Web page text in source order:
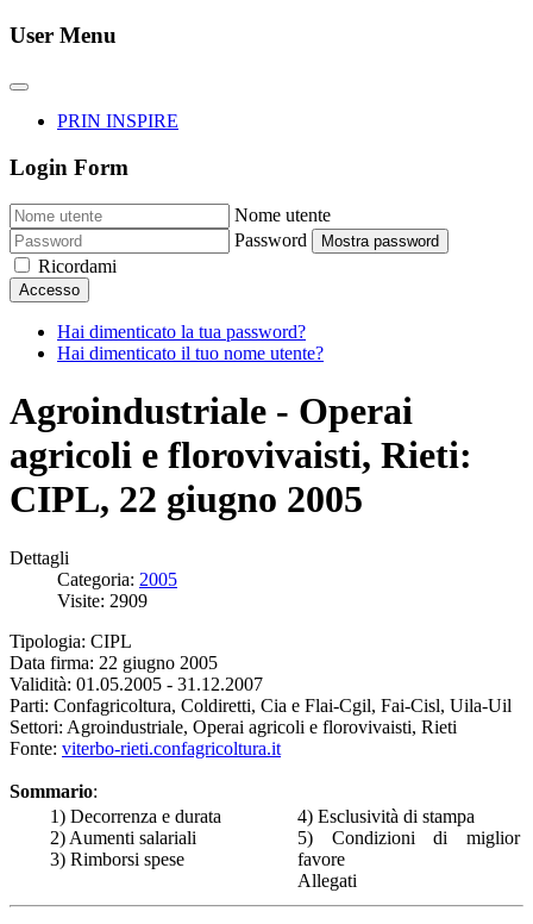
User Menu
PRIN INSPIRE
Login Form
Nome utente
Password
Mostra password
Ricordami
Accesso
Hai dimenticato la tua password?
Hai dimenticato il tuo nome utente?
Agroindustriale - Operai
agricoli e florovivaisti, Rieti:
CIPL, 22 giugno 2005
Dettagli
Categoria: 2005
Visite: 2909
Tipologia: CIPL
Data firma: 22 giugno 2005
Validità: 01.05.2005 - 31.12.2007
Parti: Confagricoltura, Coldiretti, Cia e Flai-Cgil, Fai-Cisl, Uila-Uil
Settori: Agroindustriale, Operai agricoli e florovivaisti, Rieti
Fonte: viterbo-rieti.confagricoltura.it
Sommario:
1) Decorrenza e durata
2) Aumenti salariali
3) Rimborsi spese
4) Esclusività di stampa
5) Condizioni di miglior
favore
Allegati